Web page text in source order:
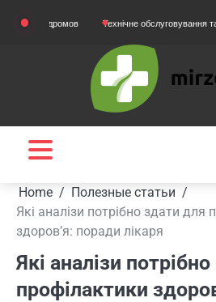
Технічне обслуговування та
Home
Полезные статьи
Які аналізи потрібно здати для
здоров’я: поради лікаря
Які аналізи
профілактики